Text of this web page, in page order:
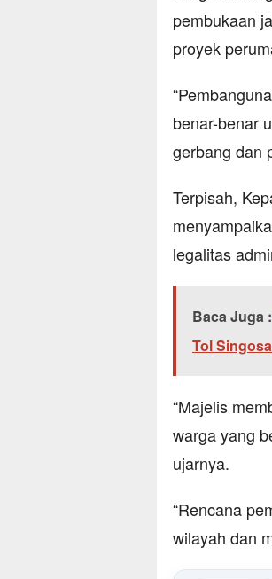
pembukaan
proyek
benar-benar
gerbang dan
Terpisah,
legalitas
Baca Juga :
Tol
“Majelis
warga yang
ujarnya.
“Rencana
wilayah dan